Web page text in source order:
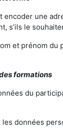
une
s’ils le
et prénom
formations
du
données